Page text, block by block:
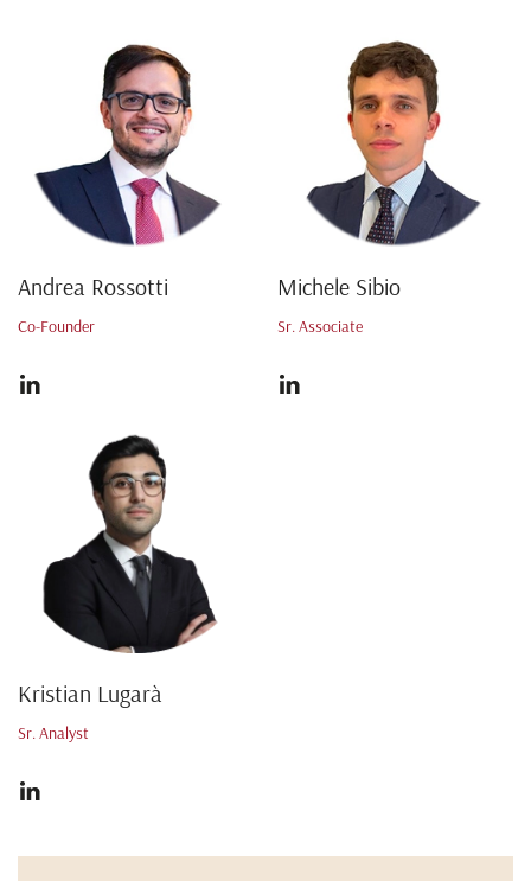
Andrea Rossotti
Co-Founder
Michele Sibio
Sr. Associate
Kristian Lugarà
Sr. Analyst